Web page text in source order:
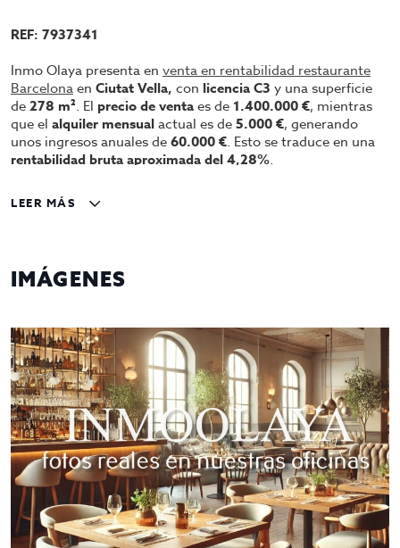
REF: 7937341
Inmo Olaya presenta en venta en rentabilidad restaurante
Barcelonaen Ciutat Vella, con licencia C3 y una superficie
de278 m². El precio de ventaes de 1.400.000 €, mientras
que el alquiler mensualactual es de5.000 €, generando
unos ingresos anuales de60.000 €. Esto se traduce en una
rentabilidad bruta aproximada del 4,28%.
Ingresos anuales:
Rentabilidad bruta:
Características del restaurante:
Licencia C3: Permite la preparación y venta de
comidas calientes, así como la instalación de salida
de humos, ideal para restaurantes de alta capacidad
operativa.
Amplia superficie:Con278 m², el restaurante ofrece
un espacio generoso, adecuado para una
distribución funcional que incluye comedor, cocina
profesional y zonas auxiliares.
Ubicación estratégica:Situado enCiutat Vella, una
LEER MÁS
IMÁGENES